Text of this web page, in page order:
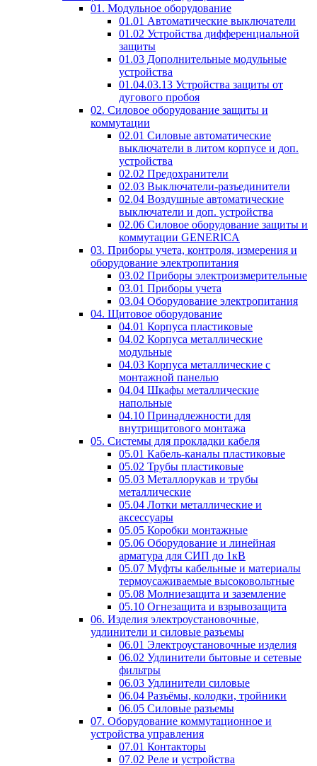
01. Модульное оборудование
01.01 Автоматические выключатели
01.02 Устройства дифференциальной
защиты
01.03 Дополнительные модульные
устройства
01.04.03.13 Устройства защиты от
дугового пробоя
02. Силовое оборудование защиты и
коммутации
02.01 Силовые автоматические
выключатели в литом корпусе и доп.
устройства
02.02 Предохранители
02.03 Выключатели-разъединители
02.04 Воздушные автоматические
выключатели и доп. устройства
02.06 Силовое оборудование защиты и
коммутации GENERICA
03. Приборы учета, контроля, измерения и
оборудование электропитания
03.02 Приборы электроизмерительные
03.01 Приборы учета
03.04 Оборудование электропитания
04. Щитовое оборудование
04.01 Корпуса пластиковые
04.02 Корпуса металлические
модульные
04.03 Корпуса металлические с
монтажной панелью
04.04 Шкафы металлические
напольные
04.10 Принадлежности для
внутрищитового монтажа
05. Системы для прокладки кабеля
05.01 Кабель-каналы пластиковые
05.02 Трубы пластиковые
05.03 Металлорукав и трубы
металлические
05.04 Лотки металлические и
аксессуары
05.05 Коробки монтажные
05.06 Оборудование и линейная
арматура для СИП до 1кВ
05.07 Муфты кабельные и материалы
термоусаживаемые высоковольтные
05.08 Молниезащита и заземление
05.10 Огнезащита и взрывозащита
06. Изделия электроустановочные,
удлинители и силовые разъемы
06.01 Электроустановочные изделия
06.02 Удлинители бытовые и сетевые
фильтры
06.03 Удлинители силовые
06.04 Разъёмы, колодки, тройники
06.05 Силовые разъемы
07. Оборудование коммутационное и
устройства управления
07.01 Контакторы
07.02 Реле и устройства